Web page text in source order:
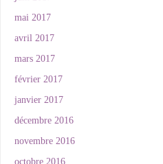
mai 2017
avril 2017
mars 2017
février 2017
janvier 2017
décembre 2016
novembre 2016
octobre 2016